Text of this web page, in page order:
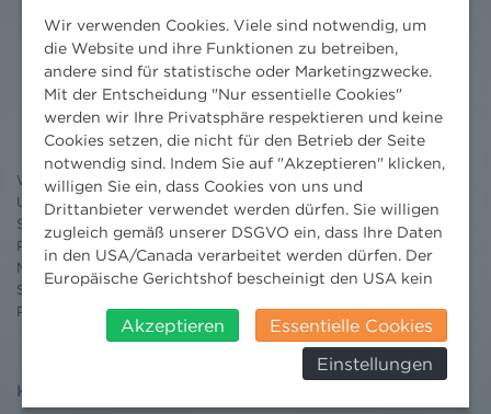
Nachrichten
News aktuell
Newsletter
3 Minuten Umweltrecht
Willkommen Umweltrecht
Umweltrechtsblog
Seminare
Publikationen
Moot Court
Stipendium
Pressebereich
Kontakt
Wir verwenden Cookies. Viele sind notwendig, um
die Website und ihre Funktionen zu betreiben,
andere sind für statistische oder Marketingzwecke.
Mit der Entscheidung "Nur essentielle Cookies"
werden wir Ihre Privatsphäre respektieren und keine
Cookies setzen, die nicht für den Betrieb der Seite
notwendig sind. Indem Sie auf "Akzeptieren" klicken,
willigen Sie ein, dass Cookies von uns und
Drittanbieter verwendet werden dürfen. Sie willigen
zugleich gemäß unserer DSGVO ein, dass Ihre Daten
in den USA/Canada verarbeitet werden dürfen. Der
Europäische Gerichtshof bescheinigt den USA kein
insbesondere das Risiko, dass ihre Daten durch US-
Behörden, zu Kontroll- und zu
Überwachungszwecken, verarbeitet werden und
Akzeptieren
Essentielle Cookies
Einstellungen